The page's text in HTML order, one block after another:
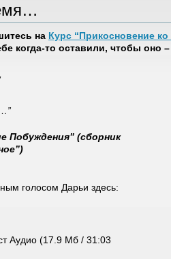
на Курс “Прикосновение
когда-то оставили, чтобы оно
Побуждения” (сборник
голосом Дарьи здесь:
Аудио (17.9 Мб / 31:03